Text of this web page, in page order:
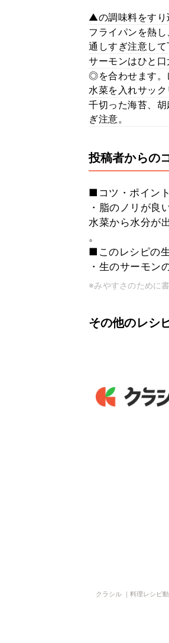
▲の調味料をすり
フライパンを熱
通しすぎ注意して
サーモンはひと口
◎を合わせます。
水菜を入れサック
千切った海苔、
ぎ注意。
投稿者からの
■コツ・ポイント
・脂のノリが良
水菜から水分が
。
■このレシピの
・生のサーモン
※みやすさのために
その他のレシ
クラシル ｜料理レシピ